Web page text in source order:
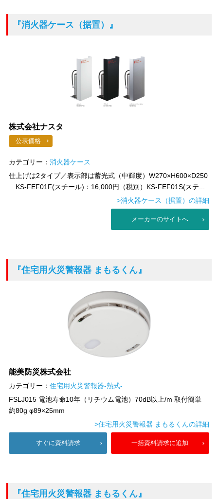
『消火器ケース（据置）』
株式会社ナスタ
公表価格
カテゴリー：消火器ケース
仕上げは2タイプ／表示部は蓄光式（中輝度）W270×H600×D250
KS-FEF01F(スチール)：16,000円（税別）KS-FEF01S(ステ...
>消火器ケース（据置）の詳細
メーカーのサイトへ
『住宅用火災警報器 まもるくん』
能美防災株式会社
カテゴリー：住宅用火災警報器-熱式-
FSLJ015 電池寿命10年（リチウム電池）70dB以上/m 取付簡単
約80g φ89×25mm
>住宅用火災警報器 まもるくんの詳細
すぐに資料請求 一括資料請求に追加
『住宅用火災警報器 まもるくん』